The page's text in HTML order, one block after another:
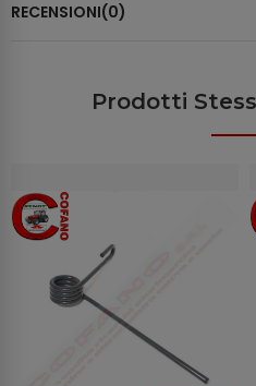
RECENSIONI(0)
Prodotti